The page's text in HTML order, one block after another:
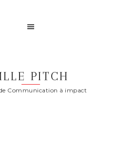
PITCH
Communication à impact